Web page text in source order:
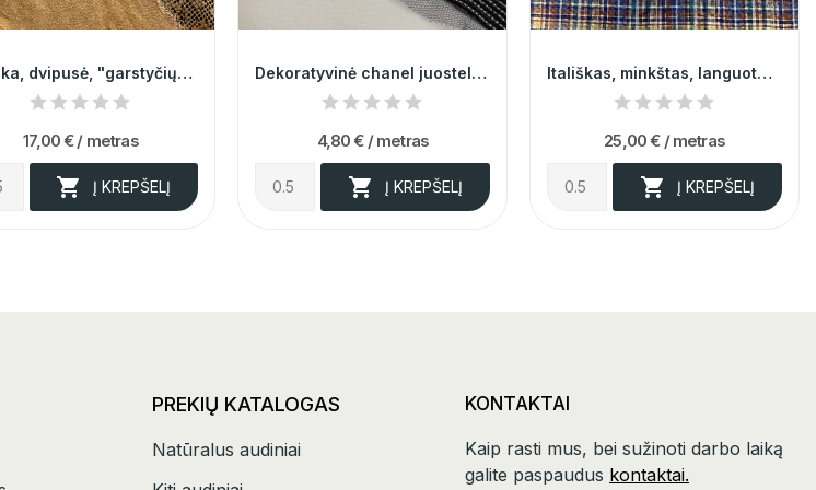
Itališka, dvipusė, "garstyčių" spalvos eko oda
17,00 €/ metras
 Į KREPŠELĮ
Dekoratyvinė chanel juostelė 007559
4,80 € / metras
 Į KREPŠELĮ
Itališkas, minkštas, languotas margas linas su...
25,00 € / metras
 Į KREPŠELĮ
PREKIŲ KATALOGAS
Natūralus audiniai
KONTAKTAI
Kaip rasti mus, bei sužinoti darbo laiką
galite paspaudus kontaktai.